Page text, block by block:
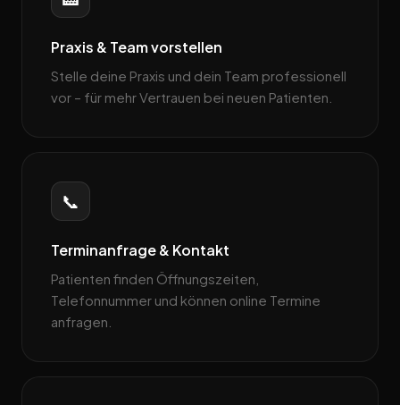
Praxis & Team vorstellen
Stelle deine Praxis und dein Team professionell
vor – für mehr Vertrauen bei neuen Patienten.
📞
Terminanfrage & Kontakt
Patienten finden Öffnungszeiten,
Telefonnummer und können online Termine
anfragen.